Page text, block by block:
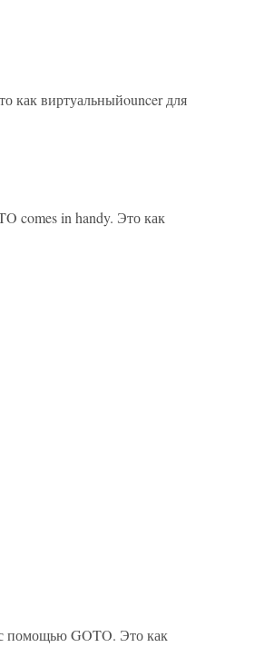
как виртуальныйouncer для
comes in handy. Это как
с помощью GOTO. Это как